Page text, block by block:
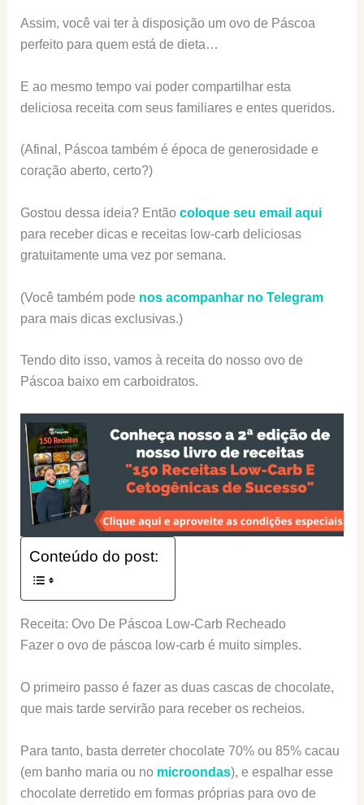
Assim, você vai ter à disposição um ovo de Páscoa
perfeito para quem está de dieta…
E ao mesmo tempo vai poder compartilhar esta
deliciosa receita com seus familiares e entes queridos.
(Afinal, Páscoa também é época de generosidade e
coração aberto, certo?)
Gostou dessa ideia? Então coloque seu email aqui
para receber dicas e receitas low-carb deliciosas
gratuitamente uma vez por semana.
(Você também pode nos acompanhar no Telegram
para mais dicas exclusivas.)
Tendo dito isso, vamos à receita do nosso ovo de
Páscoa baixo em carboidratos.
Conteúdo do post:
Receita: Ovo De Páscoa Low-Carb Recheado
Fazer o ovo de páscoa low-carb é muito simples.
O primeiro passo é fazer as duas cascas de chocolate,
que mais tarde servirão para receber os recheios.
Para tanto, basta derreter chocolate 70% ou 85% cacau
(em banho maria ou no microondas), e espalhar esse
chocolate derretido em formas próprias para ovo de